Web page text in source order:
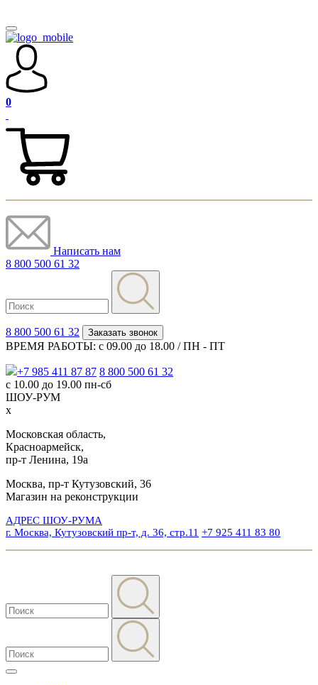
0
Написать нам
8 800 500 61 32
8 800 500 61 32 Заказать звонок
ВРЕМЯ РАБОТЫ: с 09.00 до 18.00 / ПН - ПТ
+7 985 411 87 87 8 800 500 61 32
с 10.00 до 19.00 пн-сб
ШОУ-РУМ
x
Московская область,
Красноармейск,
пр-т Ленина, 19а
Москва, пр-т Кутузовский, 36
Магазин на реконструкции
АДРЕС ШОУ-РУМА
г. Москва, Кутузовский пр-т, д. 36, стр.11 +7 925 411 83 80